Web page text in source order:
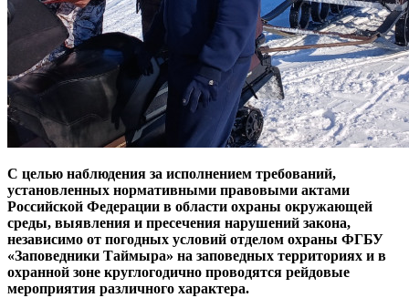
С целью наблюдения за исполнением требований,
установленных нормативными правовыми актами
Российской Федерации в области охраны окружающей
среды, выявления и пресечения нарушений закона,
независимо от погодных условий отделом охраны ФГБУ
«Заповедники Таймыра» на заповедных территориях и в
охранной зоне круглогодично проводятся рейдовые
мероприятия различного характера.